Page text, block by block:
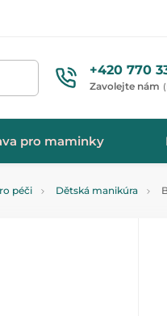
+420 770
Zavolejte nám
pro maminky
péči Dětská manikúra